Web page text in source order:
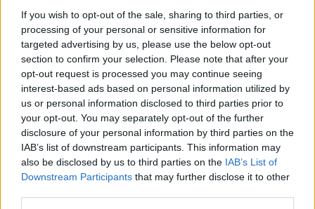
If you wish to opt-out of the sale, sharing to third parties, or
processing of your personal or sensitive information for
targeted advertising by us, please use the below opt-out
section to confirm your selection. Please note that after your
opt-out request is processed you may continue seeing
interest-based ads based on personal information utilized by
us or personal information disclosed to third parties prior to
your opt-out. You may separately opt-out of the further
disclosure of your personal information by third parties on the
IAB’s list of downstream participants. This information may
also be disclosed by us to third parties on the IAB’s List of
Downstream Participants that may further disclose it to other
oszlopcsarnokban elhelyezett szobra után. Az 1838-as
nagy árvizet sértetlenül vészelte át a palota, nem úgy, mint
Pest másik nagy katasztrófáját: 1849 májusában Hentzi
tábornok budai bombái a Pfeffer-házat is felgyújtották, és
tönkretették az emeleti lakásokat. Az újjáépítést már az
1850-ben elhunyt építtető fia, az ifjabb Ignác vezette. Az
ingatlan értékét nagyban emelte, hogy 1849 novemberében
megnyílt a Lánchíd, amely egy csapásra a főváros forgalmi
középpontjává tette a teret. A gyarapodó-urbanizálódó
Pest polgárainak emelkedő igényeit csak állandó
újításokkal lehetett kielégíteni: a"díszes kádfürdőiről
ismeretes"Diana fürdőben ezért 1855-től már"minden
comforttal ellátott orosz gőzfürdő"is várta a látogatókat. A